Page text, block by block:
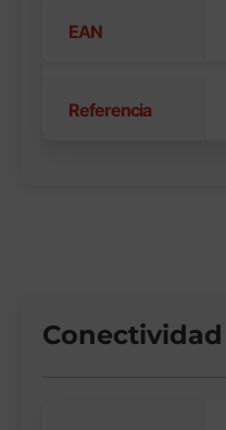
EAN
Referencia
Conectividad